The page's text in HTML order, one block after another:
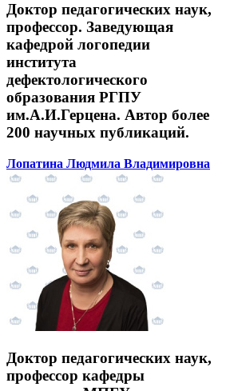
Доктор педагогических наук,
профессор. Заведующая
кафедрой логопедии
института
дефектологического
образования РГПУ
им.А.И.Герцена. Автор более
200 научных публикаций.
Лопатина Людмила Владимировна
Доктор педагогических наук,
профессор кафедры